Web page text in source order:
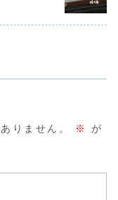
りません。 ※
が